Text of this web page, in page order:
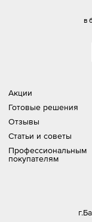
Акции
Готовые решения
Отзывы
Статьи и советы
Профессиональным
покупателям
в